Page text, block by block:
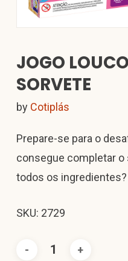
JOGO
SORVETE
by Cotiplás
Prepare-se para o
consegue completar
todos os ingredientes?
SKU: 2729